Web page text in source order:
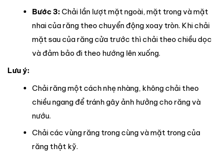
Bước 3: Chải lần lượt mặt ngoài, mặt trong và mặt
nhai của răng theo chuyển động xoay tròn. Khi chải
mặt sau của răng cửa trước thì chải theo chiều dọc
và đảm bảo đi theo hướng lên xuống.
Lưu ý:
Chải răng một cách nhẹ nhàng, không chải theo
chiều ngang để tránh gây ảnh hưởng cho răng và
nướu.
Chải các vùng răng trong cùng và mặt trong của
răng thật kỹ.